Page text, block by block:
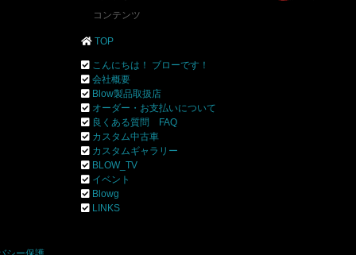
コンテンツ
TOP
こんにちは！ ブローです！
会社概要
Blow製品取扱店
オーダー・お支払いについて
良くある質問 FAQ
カスタム中古車
カスタムギャラリー
BLOW_TV
イベント
Blowg
LINKS